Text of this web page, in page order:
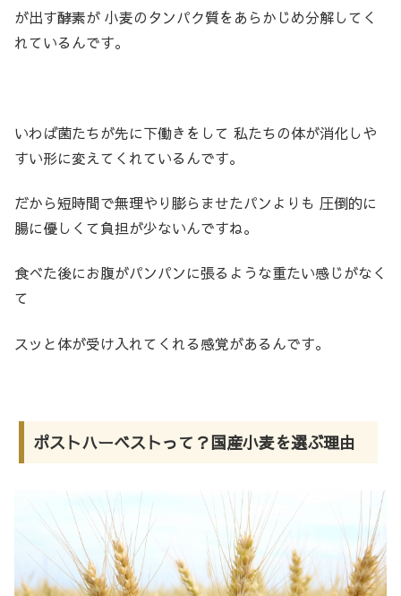
が出す酵素が 小麦のタンパク質をあらかじめ分解してく
れているんです。
いわば菌たちが先に下働きをして 私たちの体が消化しや
すい形に変えてくれているんです。
だから短時間で無理やり膨らませたパンよりも 圧倒的に
腸に優しくて負担が少ないんですね。
食べた後にお腹がパンパンに張るような重たい感じがなく
て
スッと体が受け入れてくれる感覚があるんです。
ポストハーベストって？国産小麦を選ぶ理由